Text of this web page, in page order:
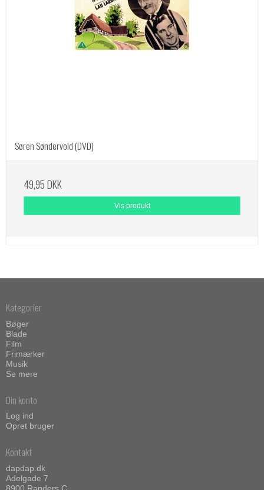
Søren Søndervold (DVD)
49,95 DKK
Vis produkt
Kategorier
Bøger
Blade
Film
Frimærker
Musik
Se mere
Din konto
Log ind
Opret bruger
Kontakt
dapdap.dk
Adelgade 7
8900 Randers C